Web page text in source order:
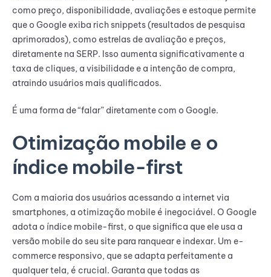
como preço, disponibilidade, avaliações e estoque permite
que o Google exiba rich snippets (resultados de pesquisa
aprimorados), como estrelas de avaliação e preços,
diretamente na SERP. Isso aumenta significativamente a
taxa de cliques, a visibilidade e a intenção de compra,
atraindo usuários mais qualificados.
É uma forma de “falar” diretamente com o Google.
Otimização mobile e o
índice mobile-first
Com a maioria dos usuários acessando a internet via
smartphones, a otimização mobile é inegociável. O Google
adota o índice mobile-first, o que significa que ele usa a
versão mobile do seu site para ranquear e indexar. Um e-
commerce responsivo, que se adapta perfeitamente a
qualquer tela, é crucial. Garanta que todas as